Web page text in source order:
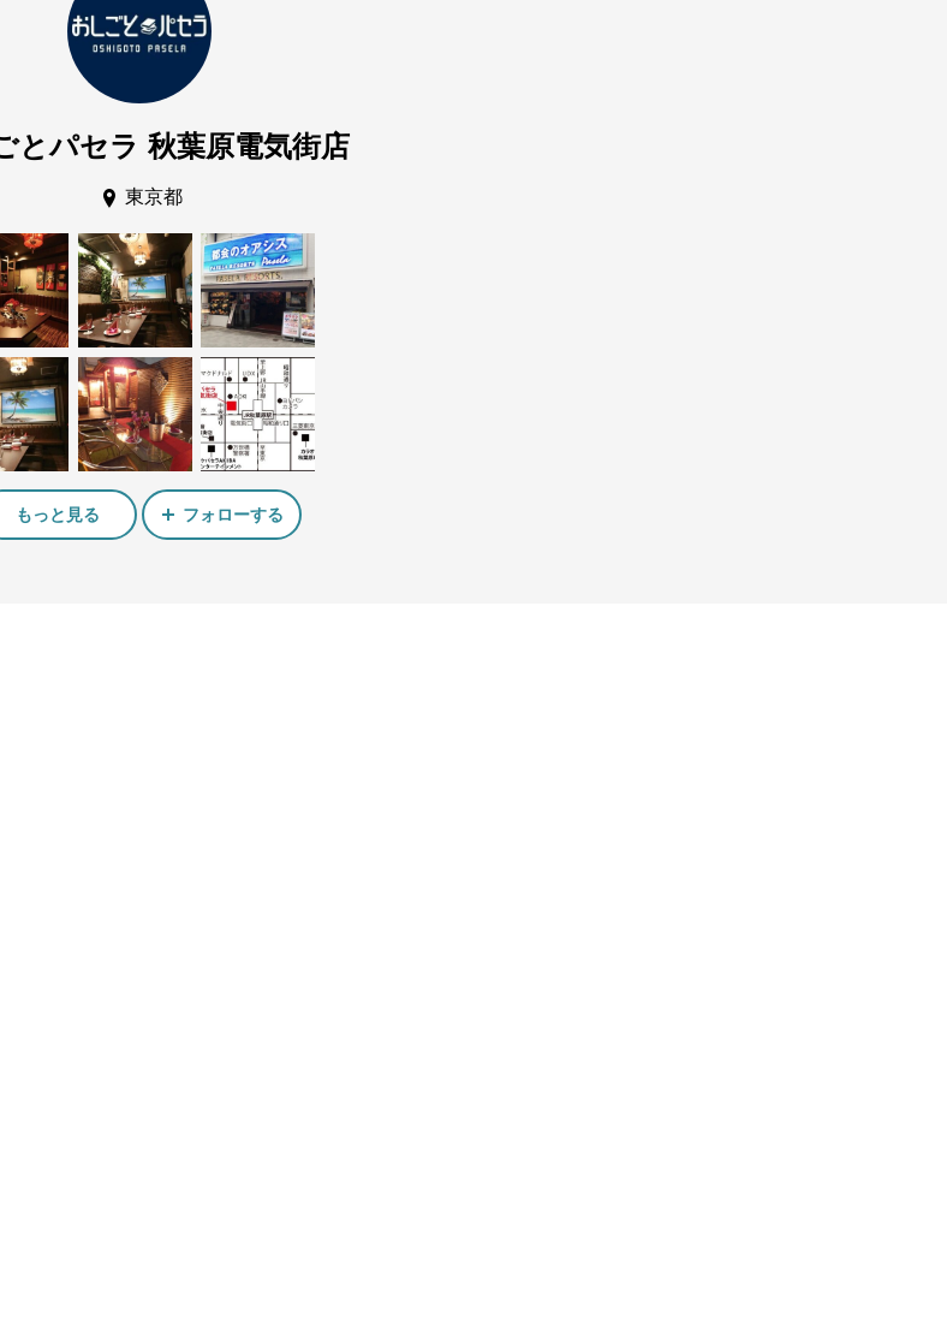
とパセラ 秋葉原電気街店
東京都
もっと見る フォローする